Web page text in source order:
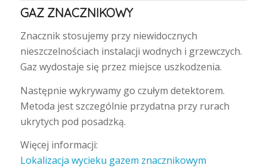
GAZ ZNACZNIKOWY
Znacznik stosujemy przy niewidocznych
nieszczelnościach instalacji wodnych i grzewczych.
Gaz wydostaje się przez miejsce uszkodzenia.
Następnie wykrywamy go czułym detektorem.
Metoda jest szczególnie przydatna przy rurach
ukrytych pod posadzką.
Więcej informacji:
Lokalizacja wycieku gazem znacznikowym